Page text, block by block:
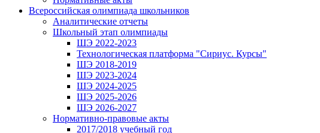
Всероссийская олимпиада школьников
Аналитические отчеты
Школьный этап олимпиады
ШЭ 2022-2023
Технологическая платформа "Сириус. Курсы"
ШЭ 2018-2019
ШЭ 2023-2024
ШЭ 2024-2025
ШЭ 2025-2026
ШЭ 2026-2027
Нормативно-правовые акты
2017/2018 учебный год